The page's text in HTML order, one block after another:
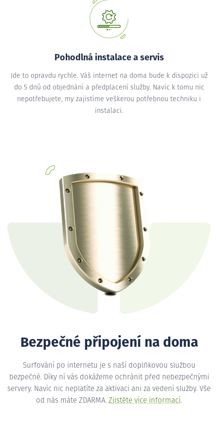
Pohodlná instalace a servis
Jde to opravdu rychle. Váš internet na doma bude k dispozici už
do 5 dnů od objednání a předplacení služby. Navíc k tomu nic
nepotřebujete, my zajistíme veškerou potřebnou techniku i
instalaci.
Bezpečné připojení na doma
Surfování po internetu je s naší doplňkovou službou
bezpečné. Díky ní vás dokážeme ochránit před nebezpečnými
servery. Navíc nic neplatíte za aktivaci ani za vedení služby. Vše
od nás máte ZDARMA. Zjistěte více informací.